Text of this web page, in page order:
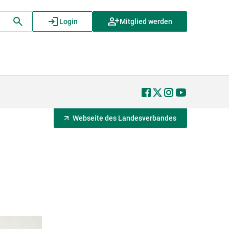
Login Mitglied werden
Webseite des Landesverbandes